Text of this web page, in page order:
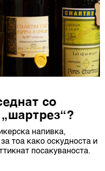
со
напивка,
за тоа како оскудноста и
посакуваноста.